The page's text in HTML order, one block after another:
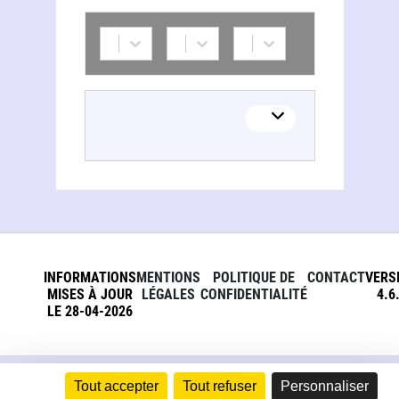
Tout accepter Tout refuser Personnaliser
INFORMATIONS
MISES À JOUR
LE 28-04-2026
MENTIONS
LÉGALES
POLITIQUE DE
CONFIDENTIALITÉ
CONTACT